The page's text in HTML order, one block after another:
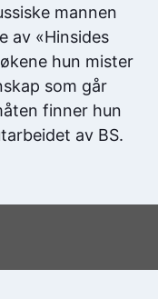
mannen
av «Hinsides
hun mister
som går
finner hun
av BS.